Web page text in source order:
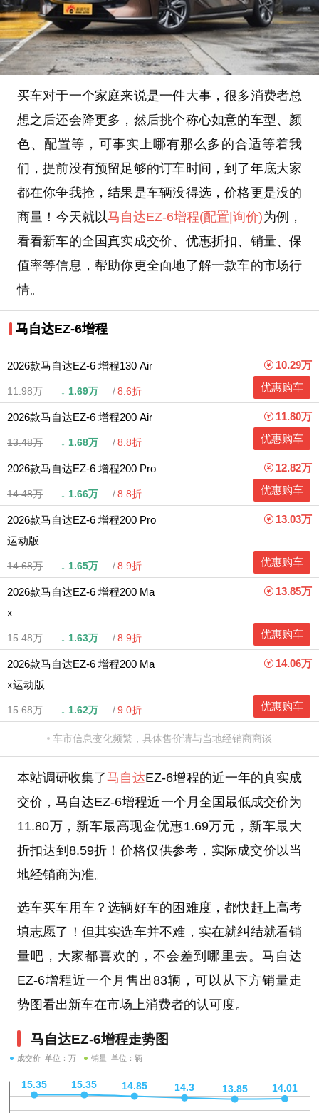
买车对于一个家庭来说是一件大事，很多消费者总
想之后还会降更多，然后挑个称心如意的车型、颜
色、配置等，可事实上哪有那么多的合适等着我
们，提前没有预留足够的订车时间，到了年底大家
都在你争我抢，结果是车辆没得选，价格更是没的
商量！今天就以马自达EZ-6增程(配置|询价)为例，
看看新车的全国真实成交价、优惠折扣、销量、保
值率等信息，帮助你更全面地了解一款车的市场行
情。
马自达EZ-6增程
2026款马自达EZ-6 增程130 Air
11.98万 ↓ 1.69万 8.6折
10.29万
优惠购车
2026款马自达EZ-6 增程200 Air
13.48万 ↓ 1.68万 8.8折
11.80万
优惠购车
2026款马自达EZ-6 增程200 Pro
14.48万 ↓ 1.66万 8.8折
12.82万
优惠购车
2026款马自达EZ-6 增程200 Pro
运动版
14.68万 ↓ 1.65万 8.9折
13.03万
优惠购车
2026款马自达EZ-6 增程200 Ma
x
15.48万 ↓ 1.63万 8.9折
13.85万
优惠购车
2026款马自达EZ-6 增程200 Ma
x运动版
15.68万 ↓ 1.62万 9.0折
14.06万
优惠购车
车市信息变化频繁，具体售价请与当地经销商商谈
本站调研收集了马自达EZ-6增程的近一年的真实成
交价，马自达EZ-6增程近一个月全国最低成交价为
11.80万，新车最高现金优惠1.69万元，新车最大
折扣达到8.59折！价格仅供参考，实际成交价以当
地经销商为准。
选车买车用车？选辆好车的困难度，都快赶上高考
填志愿了！但其实选车并不难，实在就纠结就看销
量吧，大家都喜欢的，不会差到哪里去。马自达
EZ-6增程近一个月售出83辆，可以从下方销量走
势图看出新车在市场上消费者的认可度。
马自达EZ-6增程走势图
成交价 单位：万 销量 单位：辆